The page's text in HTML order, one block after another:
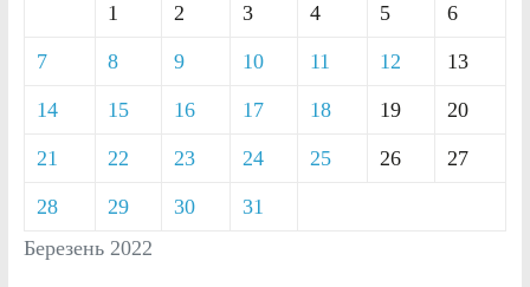
Березень 2022
1 2 3 4 5 6
7 8 9 10 11 12 13
14 15 16 17 18 19 20
21 22 23 24 25 26 27
28 29 30 31